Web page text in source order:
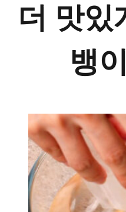
더 맛있
뱅